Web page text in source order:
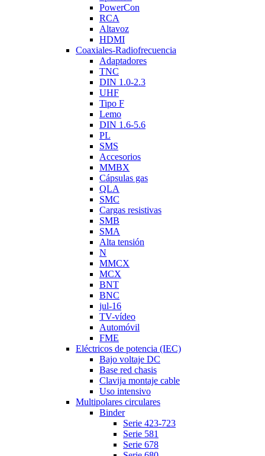
PowerCon
RCA
Altavoz
HDMI
Coaxiales-Radiofrecuencia
Adaptadores
TNC
DIN 1.0-2.3
UHF
Tipo F
Lemo
DIN 1.6-5.6
PL
SMS
Accesorios
MMBX
Cápsulas gas
QLA
SMC
Cargas resistivas
SMB
SMA
Alta tensión
N
MMCX
MCX
BNT
BNC
jul-16
TV-vídeo
Automóvil
FME
Eléctricos de potencia (IEC)
Bajo voltaje DC
Base red chasis
Clavija montaje cable
Uso intensivo
Multipolares circulares
Binder
Serie 423-723
Serie 581
Serie 678